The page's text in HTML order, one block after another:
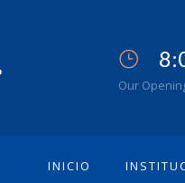
Our
INICIO